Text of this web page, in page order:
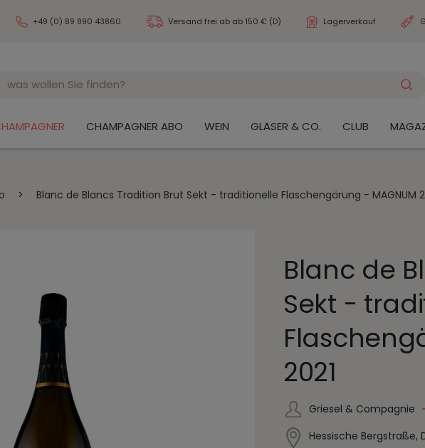
+49 (0) 89 890 43860 Versand frei ab ab 150 € (D) Lagerverkauf
CHAMPAGNER ABO WEIN GLÄSER & CO. CLUB
> Blanc de Blancs Tradition Brut Sekt - traditionelle Flaschengärung - MAGNUM
Blanc de
Sekt -
2021
Griesel & Compagnie
Hessische Bergstraße,